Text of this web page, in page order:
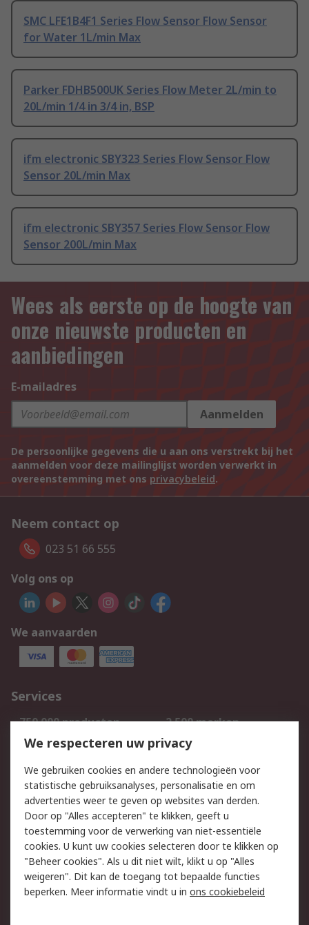
SMC LFE1B4F1 Series Flow Sensor Flow Sensor
for Water 1L/min Max
Parker FDHB500UK Series Flow Meter 2L/min to
20L/min 1/4 in 3/4 in, BSP
ifm electronic SBY323 Series Flow Sensor Flow
Sensor 20L/min Max
ifm electronic SBY357 Series Flow Sensor Flow
Sensor 200L/min Max
Wees als eerste op de hoogte van
onze nieuwste producten en
aanbiedingen
E-mailadres
Aanmelden
De persoonlijke gegevens die u aan ons verstrekt bij het
aanmelden voor deze mailinglijst worden verwerkt in
overeenstemming met ons privacybeleid.
Neem contact op
023 51 66 555
Volg ons op
We aanvaarden
Services
750.000 producten
2.500 merken
Bestellen
Inkoopoplossingen
Track & Trace
Wettelijk
Cookiebeleid
Email veiligheid
Privacybeleid
Websitevoorwaarden
Algemene
verkoopvoorwaarden
We respecteren uw privacy
We gebruiken cookies en andere technologieën voor
statistische gebruiksanalyses, personalisatie en om
advertenties weer te geven op websites van derden.
Door op "Alles accepteren" te klikken, geeft u
toestemming voor de verwerking van niet-essentiële
cookies. U kunt uw cookies selecteren door te klikken op
"Beheer cookies". Als u dit niet wilt, klikt u op "Alles
weigeren". Dit kan de toegang tot bepaalde functies
beperken. Meer informatie vindt u in ons cookiebeleid